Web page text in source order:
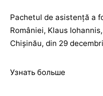
Pachetul de asistență a
României, Klaus
Chișinău, din 29
Узнать больше